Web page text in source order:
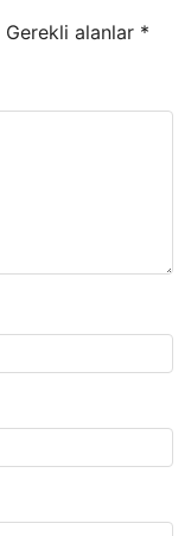
Gerekli alanlar *